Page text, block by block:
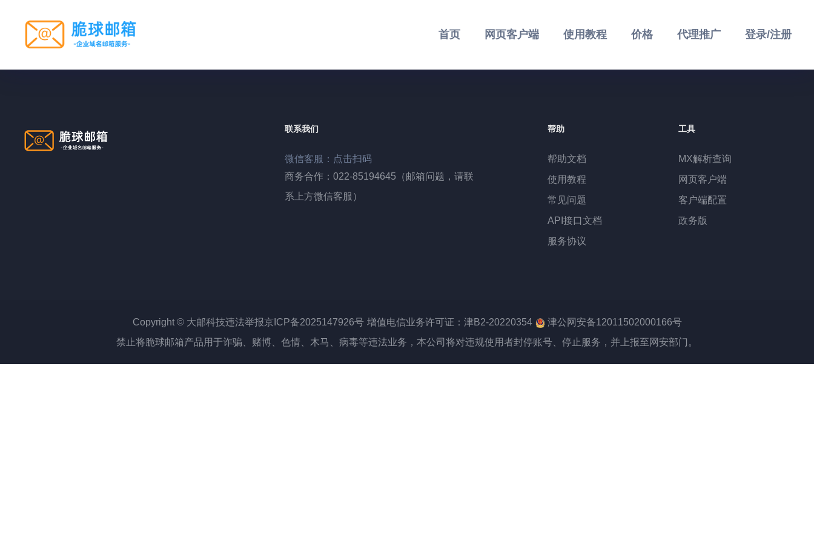
首页 网页客户端 使用教程 价格 代理推广 登录/注册
联系我们
微信客服：点击扫码
商务合作：022-85194645（邮箱问题，请联
系上方微信客服）
帮助
帮助文档
使用教程
常见问题
API接口文档
服务协议
工具
MX解析查询
网页客户端
客户端配置
政务版
Copyright © 大邮科技违法举报京ICP备2025147926号 增值电信业务许可证：津B2-20220354
津公网安备12011502000166号
禁止将脆球邮箱产品用于诈骗、赌博、色情、木马、病毒等违法业务，本公司将对违规使用者封停账号、停止服务，并上报至网安部门。